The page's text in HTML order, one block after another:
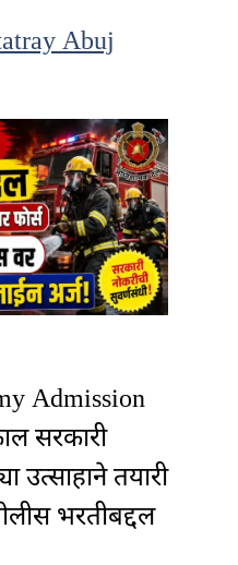
Abuj
Admission
सरकारी
उत्साहाने तयारी
भरतीबद्दल